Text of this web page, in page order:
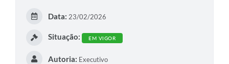
Data: 23/02/2026
Situação: EM VIGOR
Autoria: Executivo